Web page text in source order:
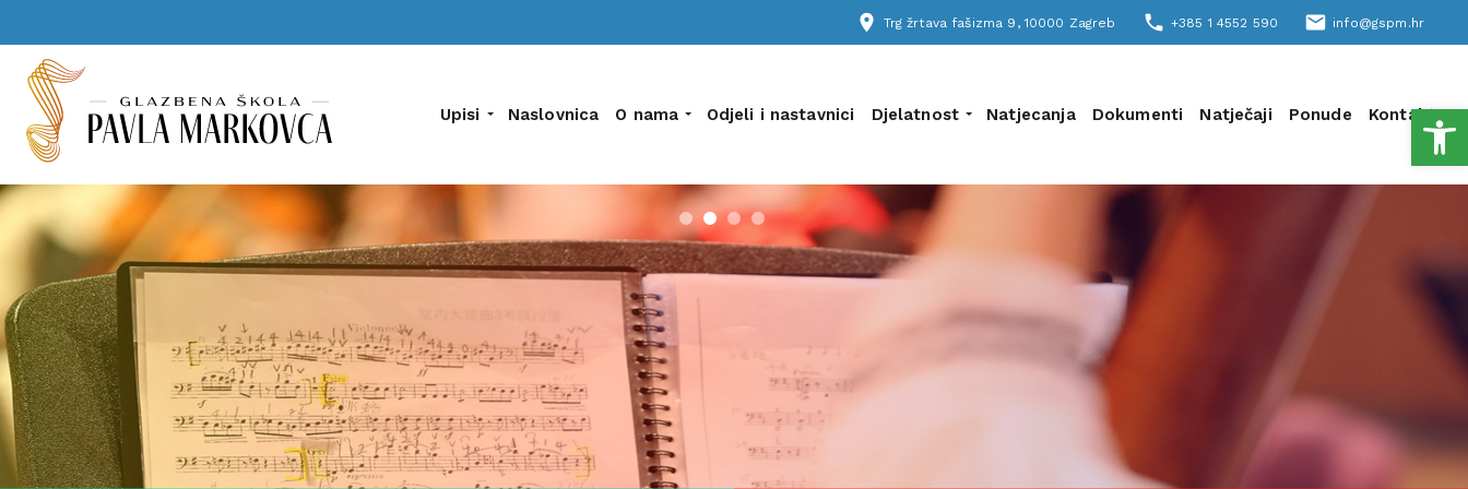
place Trg žrtava fašizma 9, 10000 Zagreb phone +385 1 4552 590 email info@gspm.hr
Upisi Naslovnica O nama Odjeli i nastavnici Djelatnost Natjecanja Dokumenti Natječaji Ponude Kontakt